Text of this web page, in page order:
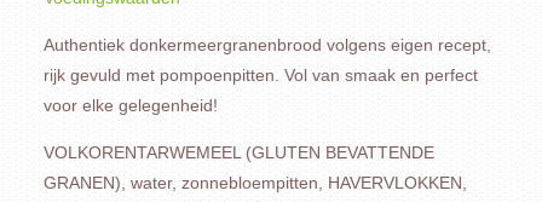
Authentiek donkermeergranenbrood volgens eigen recept,
rijk gevuld met pompoenpitten. Vol van smaak en perfect
voor elke gelegenheid!
VOLKORENTARWEMEEL (GLUTEN BEVATTENDE
GRANEN), water, zonnebloempitten, HAVERVLOKKEN,